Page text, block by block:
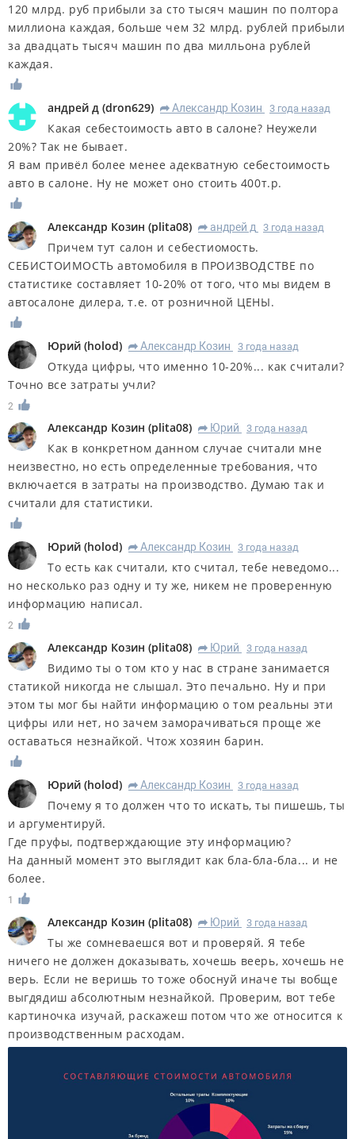
120 млрд. руб прибыли за сто тысяч машин по полтора
миллиона каждая, больше чем 32 млрд. рублей прибыли
за двадцать тысяч машин по два милльона рублей
каждая.
андрей д (dron629) R Александр Козин 3 года назад
Какая себестоимость авто в салоне? Неужели
20%? Так не бывает.
Я вам привёл более менее адекватную себестоимость
авто в салоне. Ну не может оно стоить 400т.р.
Александр Козин (plita08) R андрей д 3 года назад
Причем тут салон и себестиомость.
СЕБИСТОИМОСТЬ автомобиля в ПРОИЗВОДСТВЕ по
статистике составляет 10-20% от того, что мы видем в
автосалоне дилера, т.е. от розничной ЦЕНЫ.
Юрий (holod) R Александр Козин 3 года назад
Откуда цифры, что именно 10-20%... как считали?
Точно все затраты учли?
2
Александр Козин (plita08) R Юрий 3 года назад
Как в конкретном данном случае считали мне
неизвестно, но есть определенные требования, что
включается в затраты на производство. Думаю так и
считали для статистики.
Юрий (holod) R Александр Козин 3 года назад
То есть как считали, кто считал, тебе неведомо...
но несколько раз одну и ту же, никем не проверенную
информацию написал.
2
Александр Козин (plita08) R Юрий 3 года назад
Видимо ты о том кто у нас в стране занимается
статикой никогда не слышал. Это печально. Ну и при
этом ты мог бы найти информацию о том реальны эти
цифры или нет, но зачем заморачиваться проще же
оставаться незнайкой. Чтож хозяин барин.
Юрий (holod) R Александр Козин 3 года назад
Почему я то должен что то искать, ты пишешь, ты
и аргументируй.
Где пруфы, подтверждающие эту информацию?
На данный момент это выглядит как бла-бла-бла... и не
более.
1
Александр Козин (plita08) R Юрий 3 года назад
Ты же сомневаешся вот и проверяй. Я тебе
ничего не должен доказывать, хочешь веерь, хочешь не
верь. Если не веришь то тоже обоснуй иначе ты вобще
выгдядиш абсолютным незнайкой. Проверим, вот тебе
картиночка изучай, раскажеш потом что же относится к
производственным расходам.